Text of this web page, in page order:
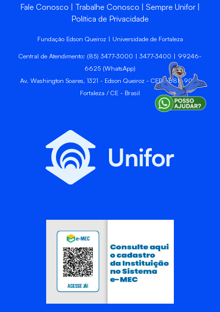
Fale Conosco Trabalhe Conosco
Sempre Unifor
Política de Privacidade
Fundação Edson Queiroz | Universidade de Fortaleza
Central de Atendimento: (85) 3477-3000 | 3477-3400 | 99246-
6625 (WhatsApp)
Av. Washington Soares, 1321 - Edson Queiroz - CEP 60811-905 -
Fortaleza / CE - Brasil